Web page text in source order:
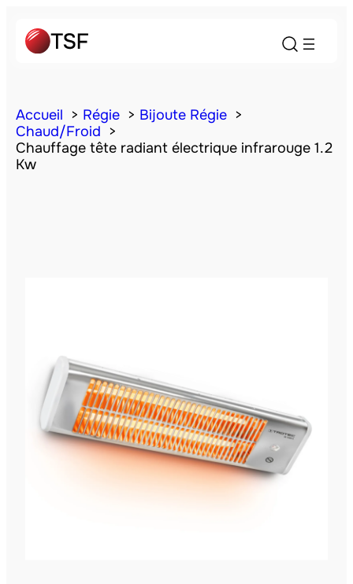
Accueil Régie
Bijoute Régie
Chaud/Froid
Chauffage tête radiant électrique infrarouge 1.2
Kw